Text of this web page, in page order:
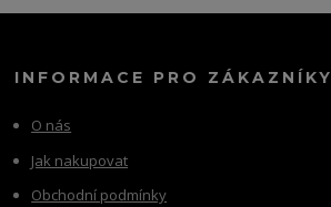
INFORMACE PRO ZÁKAZNÍKY
O nás
Jak nakupovat
Obchodní podmínky